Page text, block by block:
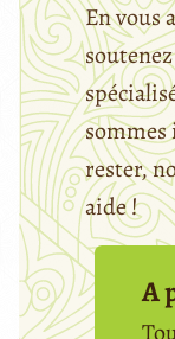
En vous
rester,
aide !
A